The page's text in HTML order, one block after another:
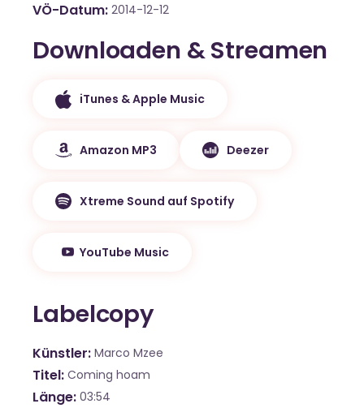
VÖ-Datum 2014-12-12
Downloaden & Streamen
iTunes & Apple Music
Amazon MP3 Deezer
Xtreme Sound auf Spotify
YouTube Music
Labelcopy
Künstler Marco Mzee
Titel Coming hoam
Länge 03:54